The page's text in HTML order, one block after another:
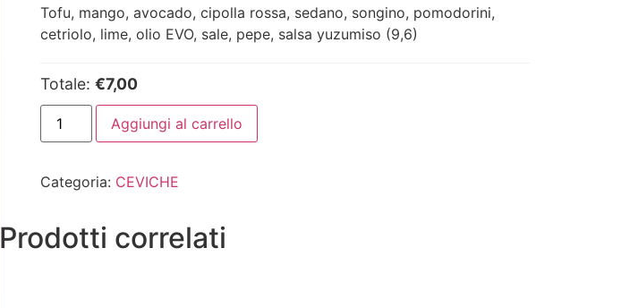
Tofu, mango, avocado, cipolla rossa, sedano, songino, pomodorini,
cetriolo, lime, olio EVO, sale, pepe, salsa yuzumiso (9,6)
Totale: €7,00
Aggiungi al carrello
Categoria: CEVICHE
Prodotti correlati